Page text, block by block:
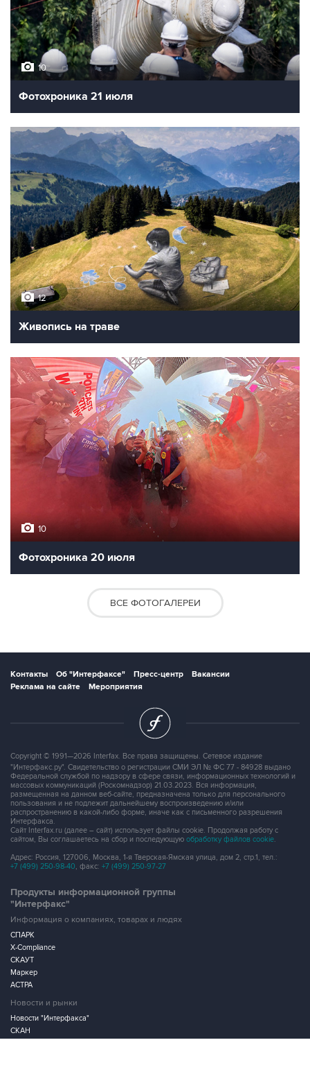
10
Фотохроника 21 июля
12
Живопись на траве
10
Фотохроника 20 июля
ВСЕ ФОТОГАЛЕРЕИ
Контакты Об "Интерфаксе" Пресс-центр
Вакансии
Реклама на сайте
Мероприятия
Copyright © 1991—2026 Interfax. Все права защищены. Сетевое издание
"Интерфакс.ру". Свидетельство о регистрации СМИ ЭЛ № ФС 77 - 84928 выдано
Федеральной службой по надзору в сфере связи, информационных технологий и
массовых коммуникаций (Роскомнадзор) 21.03.2023. Вся информация,
размещенная на данном веб-сайте, предназначена только для персонального
пользования и не подлежит дальнейшему воспроизведению и/или
распространению в какой-либо форме, иначе как с письменного разрешения
Интерфакса.
Сайт Interfax.ru (далее – сайт) использует файлы cookie. Продолжая работу с
сайтом, Вы соглашаетесь на сбор и последующую обработку файлов cookie.
Адрес: Россия, 127006, Москва, 1-я Тверская-Ямская улица, дом 2, стр.1, тел.:
+7 (499) 250-98-40, факс: +7 (499) 250-97-27
Продукты информационной группы
"Интерфакс"
Информация о компаниях, товарах и людях
СПАРК
X-Compliance
СКАУТ
Маркер
АСТРА
Новости и рынки
Новости "Интерфакса"
СКАН